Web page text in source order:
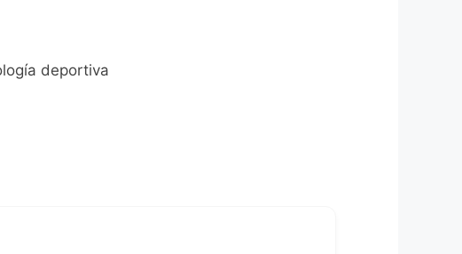
deportiva